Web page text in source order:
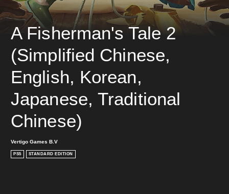
A Fisherman's Tale 2
(Simplified Chinese,
English, Korean,
Japanese, Traditional
Chinese)
Vertigo Games B.V
PS5 STANDARD EDITION